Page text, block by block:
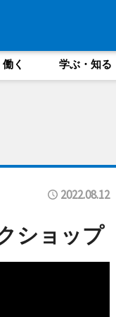
く 学ぶ・知る
2022.08.12
ショップ